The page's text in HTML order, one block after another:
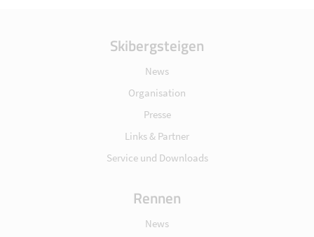
Skibergsteigen
News
Organisation
Presse
Links & Partner
Service und Downloads
Rennen
News